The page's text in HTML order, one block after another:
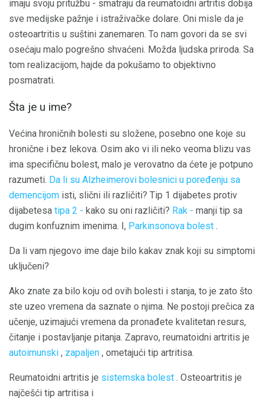
imaju svoju pritužbu - smatraju da reumatoidni artritis dobija
sve medijske pažnje i istraživačke dolare. Oni misle da je
osteoartritis u suštini zanemaren. To nam govori da se svi
osećaju malo pogrešno shvaćeni. Možda ljudska priroda. Sa
tom realizacijom, hajde da pokušamo to objektivno
posmatrati.
Šta je u ime?
Većina hroničnih bolesti su složene, posebno one koje su
hronične i bez lekova. Osim ako vi ili neko veoma blizu vas
ima specifičnu bolest, malo je verovatno da ćete je potpuno
razumeti. Da li su Alzheimerovi bolesnici u poređenju sa
demencijom isti, slični ili različiti? Tip 1 dijabetes protiv
dijabetesa tipa 2 - kako su oni različiti? Rak - manji tip sa
dugim konfuznim imenima. I, Parkinsonova bolest .
Da li vam njegovo ime daje bilo kakav znak koji su simptomi
uključeni?
Ako znate za bilo koju od ovih bolesti i stanja, to je zato što
ste uzeo vremena da saznate o njima. Ne postoji prečica za
učenje, uzimajući vremena da pronađete kvalitetan resurs,
čitanje i postavljanje pitanja. Zapravo, reumatoidni artritis je
autoimunski , zapaljen , ometajući tip artritisa.
Reumatoidni artritis je sistemska bolest . Osteoartritis je
najčešći tip artritisa i